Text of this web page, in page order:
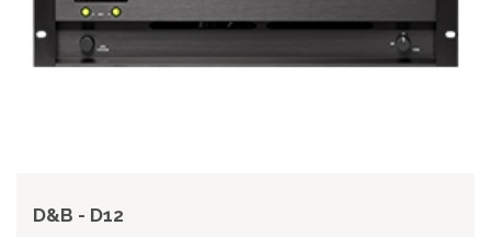
D&B - D12